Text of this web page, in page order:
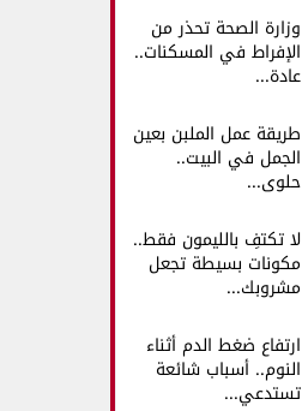
وزارة الصحة تحذر من
الإفراط في المسكنات..
عادة...
طريقة عمل الملبن بعين
الجمل في البيت..
حلوى...
لا تكتفِ بالليمون فقط..
مكونات بسيطة تجعل
مشروبك...
ارتفاع ضغط الدم أثناء
النوم.. أسباب شائعة
تستدعي...